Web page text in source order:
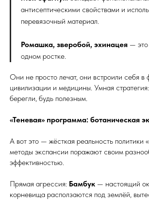
антисептическими свойствами и
перевязочный материал.
Ромашка, зверобой, эхинацея —
одном ростке.
Они не просто лечат, они встроили себя в
цивилизации и медицины. Умная
берегли, будь полезным.
«Теневая» программа: ботаническая
А вот это — жёсткая реальность политики
методы экспансии поражают своим
эффективностью.
Прямая агрессия: Бамбук — настоящий
корневища расползаются под землёй,